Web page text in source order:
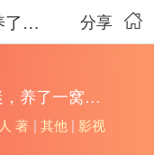
分享
小雌性是万人迷，养了一窝毛绒绒
小雌性是万人迷，养了一窝毛绒绒
著 | 其他 | 影视